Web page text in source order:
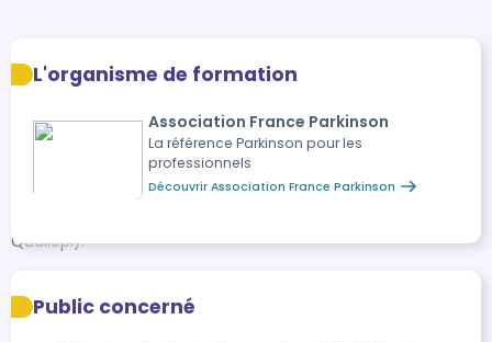
l’ensemble du groupe, quel que soit le nombre de
participants (non soumis à la TVA). Sont ajoutés 400€ de
frais annexes (déplacement et frais de bouche), calculés au
réel après la formation, sans dépasser le montant du devis.
Qualiopi).
- Accessibilité -
L'organisme de formation
Association France Parkinson
La référence Parkinson pour les
professionnels
Découvrir Association France Parkinson
Public concerné